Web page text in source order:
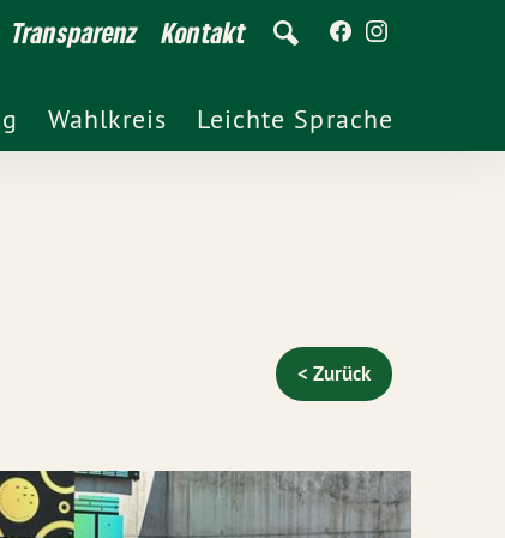
Transparenz Kontakt
Wahlkreis Leichte Sprache
< Zurück